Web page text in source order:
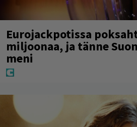
Eurojackpotissa
miljoonaa, ja tänne
meni